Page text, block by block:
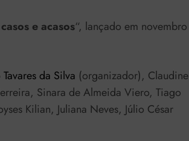
e acasos“, lançado em novembro
da Silva (organizador), Claudine
Sinara de Almeida Viero, Tiago
Kilian, Juliana Neves, Júlio César